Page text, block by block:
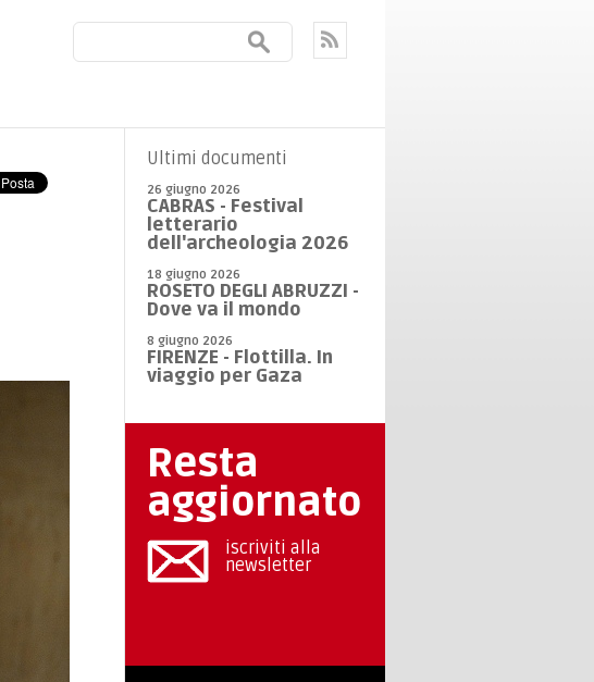
Ultimi documenti
26 giugno 2026
CABRAS - Festival
letterario
dell'archeologia 2026
18 giugno 2026
ROSETO DEGLI ABRUZZI -
Dove va il mondo
8 giugno 2026
FIRENZE - Flottilla. In
viaggio per Gaza
Resta
aggiornato
iscriviti alla
newsletter